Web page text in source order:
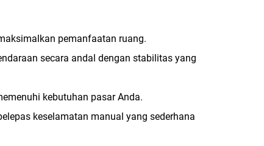
pemanfaatan ruang.
secara andal dengan stabilitas yang
kebutuhan pasar Anda.
keselamatan manual yang sederhana